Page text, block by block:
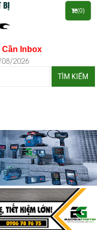
Cần Inbox
08/2026
TÌM KIẾM
(0)